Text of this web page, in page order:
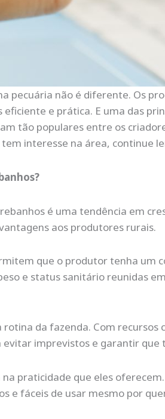
pecuária não é diferente. Os
e prática. E uma das
tão populares entre os
interesse na área, continue
é uma tendência em
aos produtores rurais.
que o produtor tenha um
e status sanitário reunidas
da fazenda. Com
imprevistos e garantir que
praticidade que eles
e fáceis de usar mesmo por